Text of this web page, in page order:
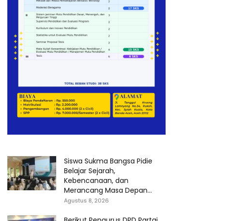
Siswa Sukma Bangsa Pidie
Belajar Sejarah,
Kebencanaan, dan
Merancang Masa Depan...
Agustus 8, 2026